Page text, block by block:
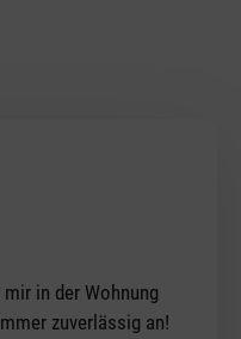
in der Wohnung
zuverlässig an!